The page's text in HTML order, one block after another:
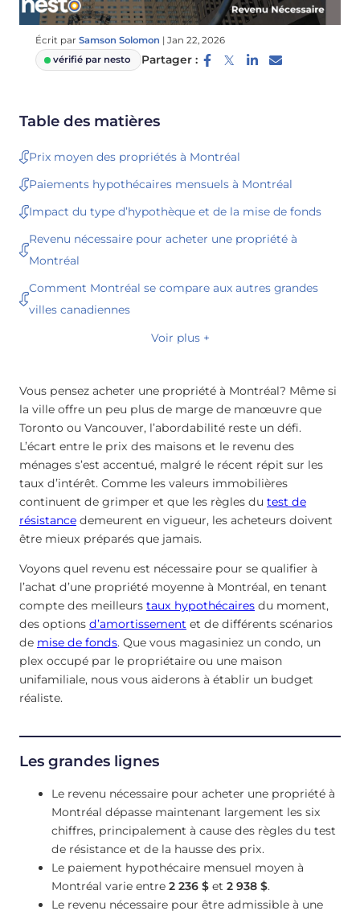
Écrit par Samson Solomon | Jan 22, 2026
vérifié par nesto
Partager :
Table des matières
Prix moyen des propriétés à Montréal
Paiements hypothécaires mensuels à Montréal
Impact du type d’hypothèque et de la mise de fonds
Revenu nécessaire pour acheter une propriété à
Montréal
Comment Montréal se compare aux autres grandes
villes canadiennes
Voir plus +
Vous pensez acheter une propriété à Montréal? Même si
la ville offre un peu plus de marge de manœuvre que
Toronto ou Vancouver, l’abordabilité reste un défi.
L’écart entre le prix des maisons et le revenu des
ménages s’est accentué, malgré le récent répit sur les
taux d’intérêt. Comme les valeurs immobilières
continuent de grimper et que les règles du test de
résistance demeurent en vigueur, les acheteurs doivent
être mieux préparés que jamais.
Voyons quel revenu est nécessaire pour se qualifier à
l’achat d’une propriété moyenne à Montréal, en tenant
compte des meilleurs taux hypothécaires du moment,
des options d’amortissement et de différents scénarios
de mise de fonds. Que vous magasiniez un condo, un
plex occupé par le propriétaire ou une maison
unifamiliale, nous vous aiderons à établir un budget
réaliste.
Les grandes lignes
Le revenu nécessaire pour acheter une propriété à
Montréal dépasse maintenant largement les six
chiffres, principalement à cause des règles du test
de résistance et de la hausse des prix.
Le paiement hypothécaire mensuel moyen à
Montréal varie entre 2 236 $ et 2 938 $.
Le revenu nécessaire pour être admissible à une